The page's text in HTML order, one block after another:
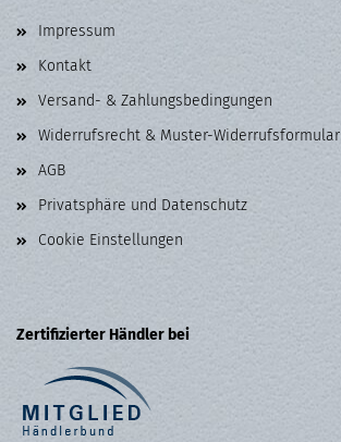
Impressum
Kontakt
Versand- & Zahlungsbedingungen
Widerrufsrecht & Muster-Widerrufsformular
AGB
Privatsphäre und Datenschutz
Cookie Einstellungen
Zertifizierter Händler bei